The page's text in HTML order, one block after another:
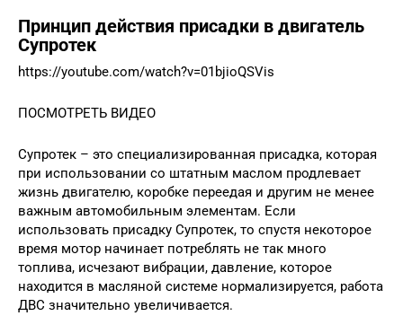
Принцип действия присадки в двигатель
Супротек
https://youtube.com/watch?v=01bjioQSVis
ПОСМОТРЕТЬ ВИДЕО
Супротек – это специализированная присадка, которая
при использовании со штатным маслом продлевает
жизнь двигателю, коробке переедая и другим не менее
важным автомобильным элементам. Если
использовать присадку Супротек, то спустя некоторое
время мотор начинает потреблять не так много
топлива, исчезают вибрации, давление, которое
находится в масляной системе нормализируется, работа
ДВС значительно увеличивается.